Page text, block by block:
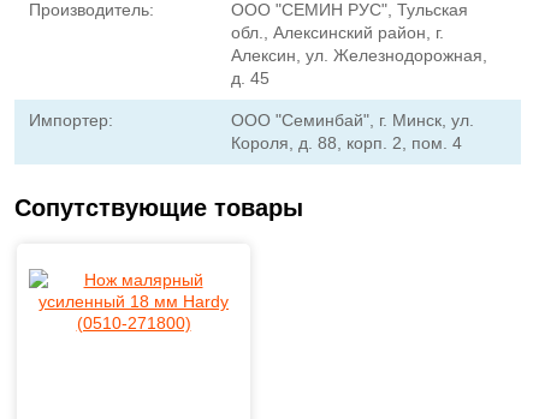
Производитель:
ООО "СЕМИН РУС", Тульская
обл., Алексинский район, г.
Алексин, ул. Железнодорожная,
д. 45
Импортер:
ООО "Семинбай", г. Минск, ул.
Короля, д. 88, корп. 2, пом. 4
Сопутствующие товары